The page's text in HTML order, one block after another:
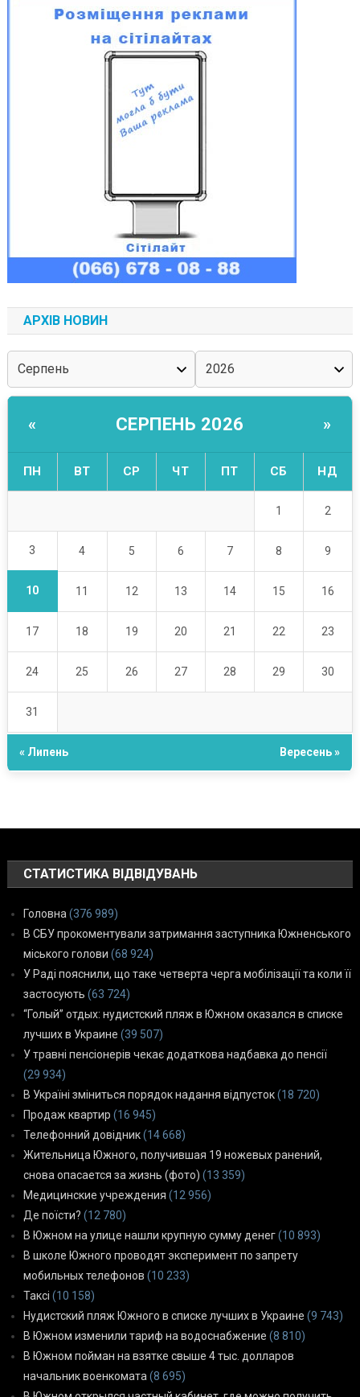
АРХІВ НОВИН
« СЕРПЕНЬ 2026 »
ПН ВТ СР ЧТ ПТ СБ НД
1 2
3 4 5 6 7 8 9
10 11 12 13 14 15 16
17 18 19 20 21 22 23
24 25 26 27 28 29 30
31
« Липень Вересень »
СТАТИСТИКА ВІДВІДУВАНЬ
Головна (376 989)
В СБУ прокоментували затримання заступника Южненського
міського голови (68 924)
У Раді пояснили, що таке четверта черга мобілізації та коли її
застосують (63 724)
“Голый” отдых: нудистский пляж в Южном оказался в списке
лучших в Украине (39 507)
У травні пенсіонерів чекає додаткова надбавка до пенсії
(29 934)
В Україні зміниться порядок надання відпусток(18 720)
Продаж квартир (16 945)
Телефонний довідник(14 668)
Жительница Южного, получившая 19 ножевых ранений,
снова опасается за жизнь (фото) (13 359)
Медицинские учреждения (12 956)
Де поїсти? (12 780)
В Южном на улице нашли крупную сумму денег(10 893)
В школе Южного проводят эксперимент по запрету
мобильных телефонов (10 233)
Таксі (10 158)
Нудистский пляж Южного в списке лучших в Украине (9 743)
В Южном изменили тариф на водоснабжение (8 810)
В Южном пойман на взятке свыше 4 тыс. долларов
начальник военкомата (8 695)